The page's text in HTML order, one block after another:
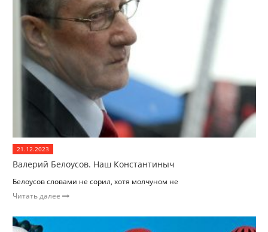
21.12.2023
Валерий Белоусов. Наш Константиныч
Белоусов словами не сорил, хотя молчуном не
Читать далее